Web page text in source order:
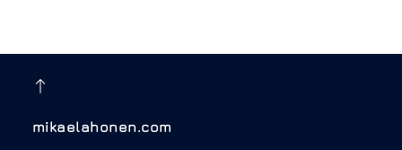
mikaelahonen.com